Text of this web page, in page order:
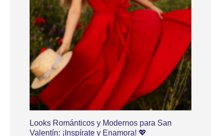
Looks Románticos y Modernos para San
Valentín: ¡Inspírate y Enamora! 💖